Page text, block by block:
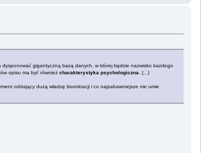
dysponować gigantyczną bazą danych, w której będzie nazwisko każdego
opisu ma być równieżcharakterystyka psychologiczna . (...)
oddający dużą władzę biurokracji i co najzabawniejsze nie umie